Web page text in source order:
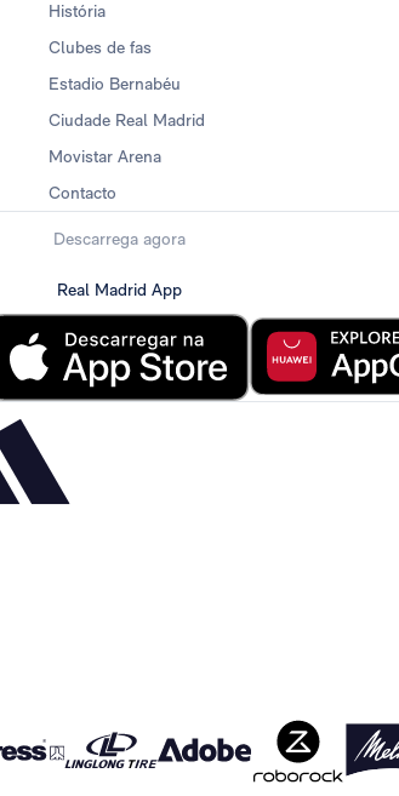
História
Clubes de fas
Estadio Bernabéu
Ciudade Real Madrid
Movistar Arena
Contacto
Descarrega agora
Real Madrid App